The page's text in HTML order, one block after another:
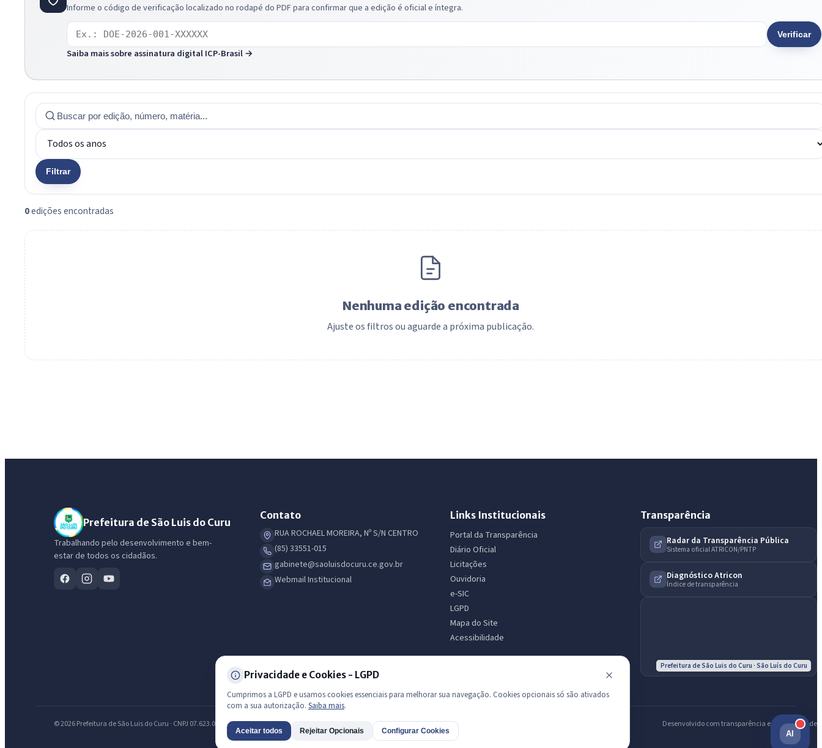
Informe o código de verificação localizado no rodapé do PDF para confirmar que a edição é oficial e íntegra.
Código de verificação Verificar
Saiba mais sobre assinatura digital ICP-Brasil →
Filtrar
0edições encontradas
Nenhuma edição encontrada
Ajuste os filtros ou aguarde a próxima publicação.
Prefeitura de São Luis do Curu
Trabalhando pelo desenvolvimento e bem-
estar de todos os cidadãos.
Contato
RUA ROCHAEL MOREIRA, Nº S/N CENTRO
(85) 33551-015
gabinete@saoluisdocuru.ce.gov.br
Webmail Institucional
Links Institucionais
Portal da Transparência
Diário Oficial
Licitações
Ouvidoria
e-SIC
LGPD
Mapa do Site
Acessibilidade
Transparência
Radar da Transparência Pública
Sistema oficial ATRICON/PNTP
Diagnóstico Atricon
Índice de transparência
Prefeitura de São Luis do Curu · São Luís do Curu
© 2026 Prefeitura de São Luis do Curu · CNPJ 07.623.051/0001-19 — Todos os direitos reservados Desenvolvido com transparência e acessibilidade
Privacidade e Cookies - LGPD
Cumprimos a LGPD e usamos cookies essenciais para melhorar sua navegação. Cookies opcionais só são ativados
com a sua autorização. Saiba mais.
Aceitar todos Rejeitar Opcionais Configurar Cookies AI
IntGest AI